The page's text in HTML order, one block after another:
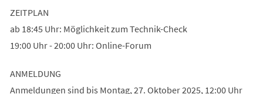
ZEITPLAN
ab 18:45 Uhr: Möglichkeit zum Technik-Check
19:00 Uhr - 20:00 Uhr: Online-Forum
ANMELDUNG
Anmeldungen sind bis Montag, 27. Oktober 2025, 12:00 Uhr